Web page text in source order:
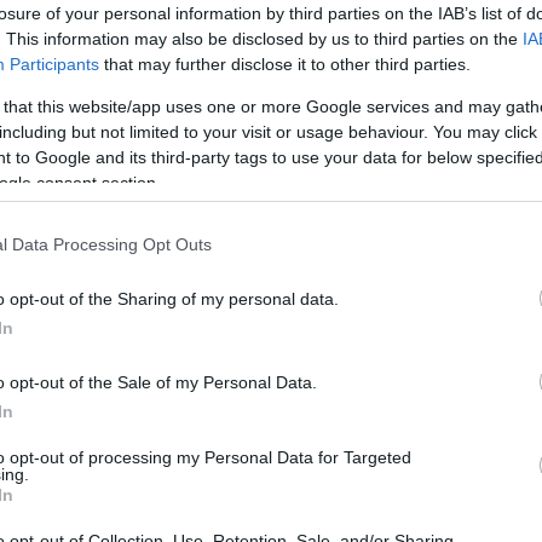
of your personal information by third parties on the IAB’s list of
This information may also be disclosed by us to third parties on the
Participants that may further disclose it to other third parties.
that this website/app uses one or more Google services and may
but not limited to your visit or usage behaviour. You may
to Google and its third-party tags to use your data for below
consent section.
Data Processing Opt Outs
opt-out of the Sharing of my personal data.
opt-out of the Sale of my Personal Data.
opt-out of processing my Personal Data for Targeted
versenyhétvégéje több ezer magyarországi és
korosztályokból, kísérőkkel együtt pedig akár
évente mindössze három állomása van,
szeptember 25-én és 26-án.
a versenysorozatot tulajdonló cég az
- a versenyközpont és a fesztiválterület
a környékbeli hegyekben zajlik majd - követően
versenysorozat helyszíne legyen.